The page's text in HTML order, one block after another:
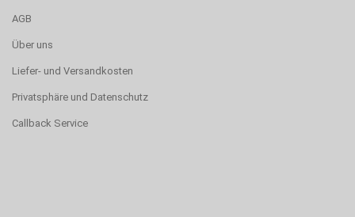
AGB
Über uns
Liefer- und Versandkosten
Privatsphäre und Datenschutz
Callback Service